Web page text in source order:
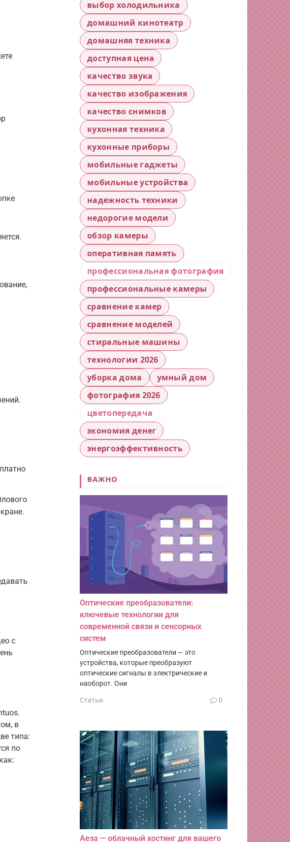
с
в
типа:
по
выбор холодильника
домашний кинотеатр
домашняя техника
доступная цена
качество звука
качество изображения
качество снимков
кухонная техника
кухонные приборы
мобильные гаджеты
мобильные устройства
надежность техники
недорогие модели
обзор камеры
оперативная память
профессиональная фотография
профессиональные камеры
сравнение камер
сравнение моделей
стиральные машины
технологии 2026
уборка дома
умный дом
фотография 2026
цветопередача
экономия денег
энергоэффективность
ВАЖНО
Оптические преобразователи:
ключевые технологии для
современной связи и сенсорных
систем
Оптические преобразователи — это
устройства, которые преобразуют
оптические сигналы в электрические и
наоборот. Они
Статьи 0
Аеза — облачный хостинг для вашего